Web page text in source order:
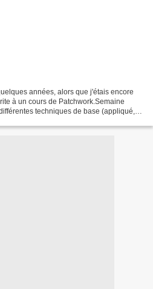
années, alors que j'étais encore
à un cours de Patchwork.Semaine
techniques de base (appliqué,